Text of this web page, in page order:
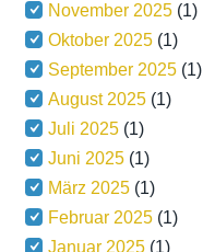
November 2025 (1)
Oktober 2025 (1)
September 2025 (1)
August 2025 (1)
Juli 2025 (1)
Juni 2025 (1)
März 2025 (1)
Februar 2025 (1)
Januar 2025 (1)